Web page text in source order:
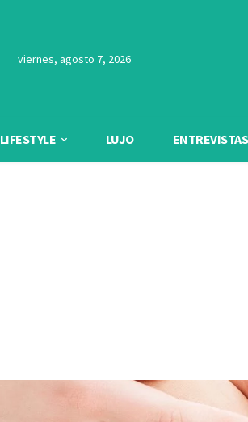
viernes, agosto 7, 2026
LIFESTYLE LUJO ENTREVISTAS